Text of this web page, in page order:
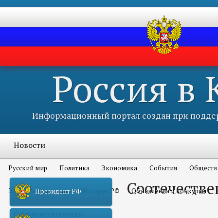
Россия в
Информационный портал создан при
Новости
Русский мир Политика Экономика События
Это интересно всем История РФ Объявления и конкурсы
Соотечественники
Президент РФ